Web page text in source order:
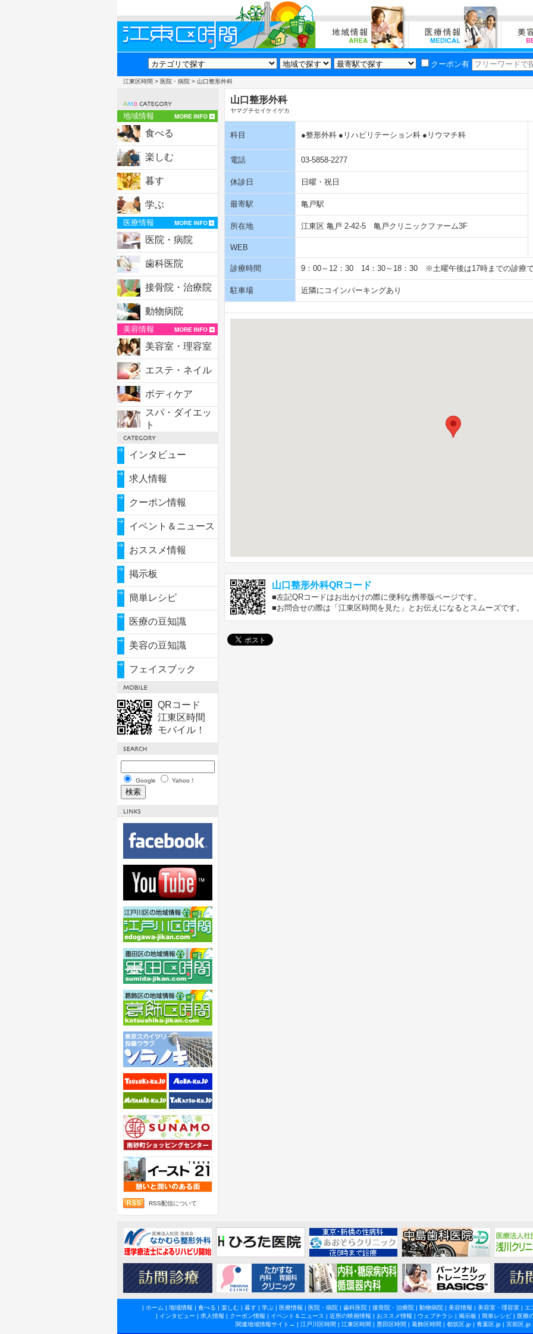
クーポン有
江東区時間 > 医院・病院 > 山口整形外科
地域情報
食べる
楽しむ
暮す
学ぶ
医療情報
医院・病院
歯科医院
接骨院・治療院
動物病院
美容情報
美容室・理容室
エステ・ネイル
ボディケア
スパ・ダイエッ
ト
インタビュー
求人情報
クーポン情報
イベント＆ニュース
おススメ情報
掲示板
簡単レシピ
医療の豆知識
美容の豆知識
フェイスブック
QRコード
江東区時間
モバイル！
Google Yahoo！
RSS配信について
山口整形外科
ヤマグチセイケイゲカ
科目 ●整形外科 ●リハビリテーション科 ●リウマチ科
電話 03-5858-2277
休診日 日曜・祝日
最寄駅 亀戸駅
所在地 江東区 亀戸 2-42-5 亀戸クリニックファーム3F
WEB
診療時間 9：00～12：30 14：30～18：30 ※土曜午後は17時までの診療
駐車場 近隣にコインパーキングあり
山口整形外科QRコード
■左記QRコードはお出かけの際に便利な携帯版ページです。
■お問合せの際は「江東区時間を見た」とお伝えになるとスムーズです。
| ホーム | 地域情報 | 食べる | 楽しむ| 暮す| 学ぶ| 医療情報 | 医院・病院| 歯科医院| 接骨院・治療院| 動物病院| 美容情報 | 美容室・理容室| エ
| インタビュー | 求人情報 | クーポン情報 | イベント＆ニュース | 近所の映画情報 | おススメ情報 | ウェブチラシ | 掲示板 | 簡単レシピ| 医療
関連地域情報サイト→ | 江戸川区時間 | 江東区時間 | 墨田区時間 | 葛飾区時間 | 都筑区.jp | 青葉区.jp | 宮前区.jp